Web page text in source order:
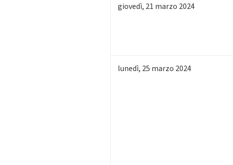
giovedì, 21 marzo 2024
lunedì, 25 marzo 2024